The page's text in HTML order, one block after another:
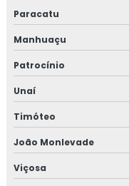
Isolamento térmico
Isolamento térmico
Isolamento térmico
Isolamento térmico
Isolamento térmico
Isolamento térmico
Paracatu
Manhuaçu
Patrocínio
Unaí
Timóteo
João Monlevade
Viçosa